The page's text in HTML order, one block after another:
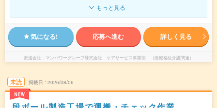
もっと見る
気になる! 応募へ進む 詳しく見る
派遣会社 マンパワーグループ株式会社 ケアサービス事業部 （医療福祉介護関連）
未読
NEW
掲載日 2026/08/06